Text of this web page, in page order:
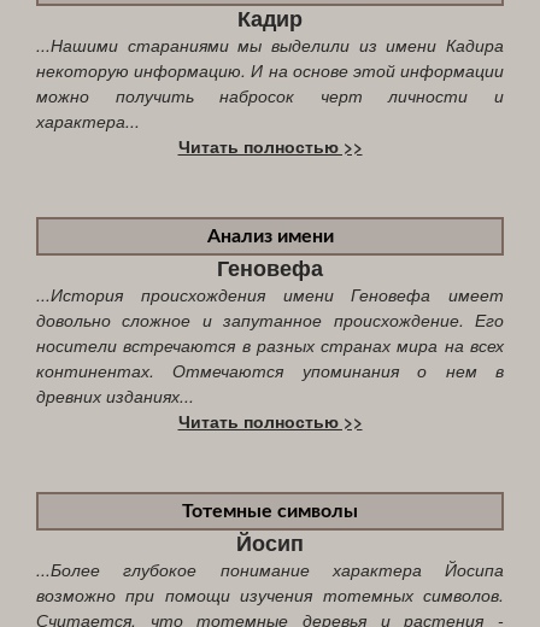
Кадир
...Нашими стараниями мы выделили из имени Кадира
некоторую информацию. И на основе этой информации
можно получить набросок черт личности и
характера...
Читать полностью >>
Анализ имени
Геновефа
...История происхождения имени Геновефа имеет
довольно сложное и запутанное происхождение. Его
носители встречаются в разных странах мира на всех
континентах. Отмечаются упоминания о нем в
древних изданиях...
Читать полностью >>
Тотемные символы
Йосип
...Более глубокое понимание характера Йосипа
возможно при помощи изучения тотемных символов.
Считается, что тотемные деревья и растения -